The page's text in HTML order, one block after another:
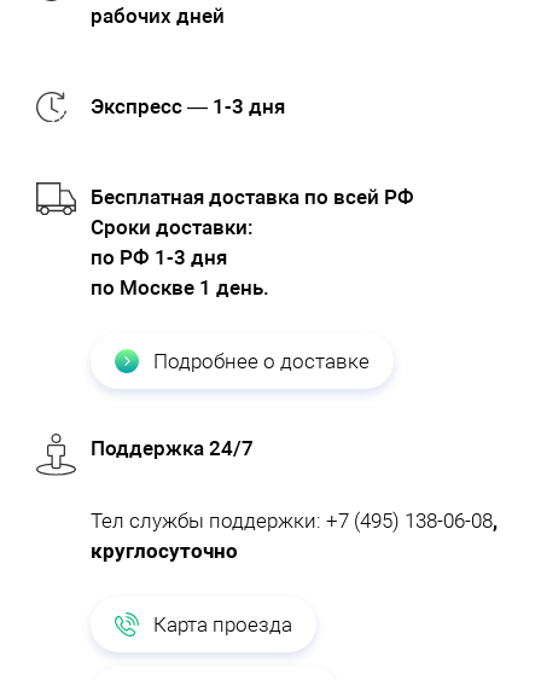
рабочих дней
Экспресс — 1-3 дня
Бесплатная доставка по всей РФ
Cроки доставки:
по РФ 1-3 дня
по Москве 1 день.
Подробнее о доставке
Поддержка 24/7
Тел службы поддержки: +7 (495) 138-06-08,
круглосуточно
Карта проезда